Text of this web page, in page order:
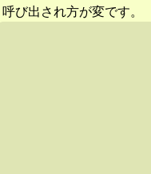
呼び出され方が変です。